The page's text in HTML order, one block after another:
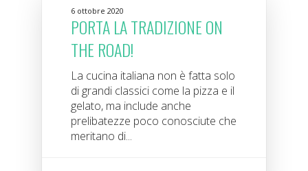
6 ottobre 2020
PORTA LA TRADIZIONE ON
THE ROAD!
La cucina italiana non è fatta solo
di grandi classici come la pizza e il
gelato, ma include anche
prelibatezze poco conosciute che
meritano di...